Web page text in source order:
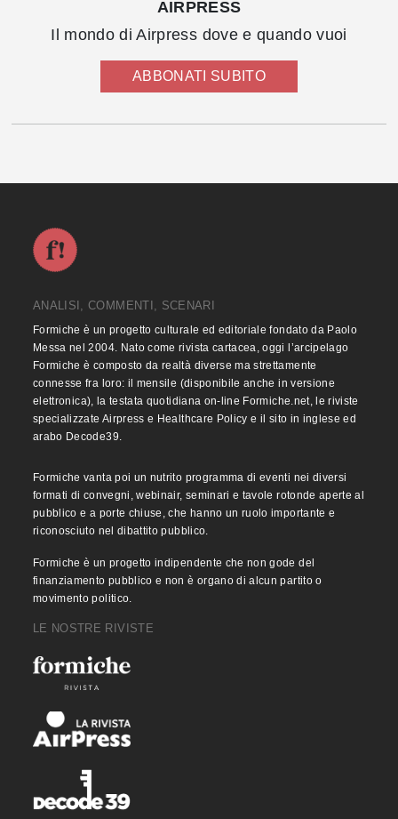
AIRPRESS
Il mondo di Airpress dove e quando vuoi
ABBONATI SUBITO
ANALISI, COMMENTI, SCENARI
Formiche è un progetto culturale ed editoriale fondato da Paolo
Messa nel 2004. Nato come rivista cartacea, oggi l’arcipelago
Formiche è composto da realtà diverse ma strettamente
connesse fra loro: il mensile (disponibile anche in versione
elettronica), la testata quotidiana on-line Formiche.net, le riviste
specializzate Airpress e Healthcare Policy e il sito in inglese ed
arabo Decode39.
Formiche vanta poi un nutrito programma di eventi nei diversi
formati di convegni, webinair, seminari e tavole rotonde aperte al
pubblico e a porte chiuse, che hanno un ruolo importante e
riconosciuto nel dibattito pubblico.
Formiche è un progetto indipendente che non gode del
finanziamento pubblico e non è organo di alcun partito o
movimento politico.
LE NOSTRE RIVISTE